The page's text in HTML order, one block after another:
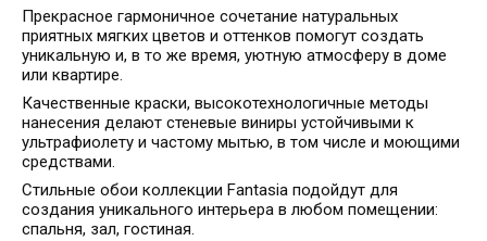
Прекрасное гармоничное сочетание натуральных
приятных мягких цветов и оттенков помогут создать
уникальную и, в то же время, уютную атмосферу в доме
или квартире.
Качественные краски, высокотехнологичные методы
нанесения делают стеневые виниры устойчивыми к
ультрафиолету и частому мытью, в том числе и моющими
средствами.
Стильные обои коллекции Fantasia подойдут для
создания уникального интерьера в любом помещении:
спальня, зал, гостиная.